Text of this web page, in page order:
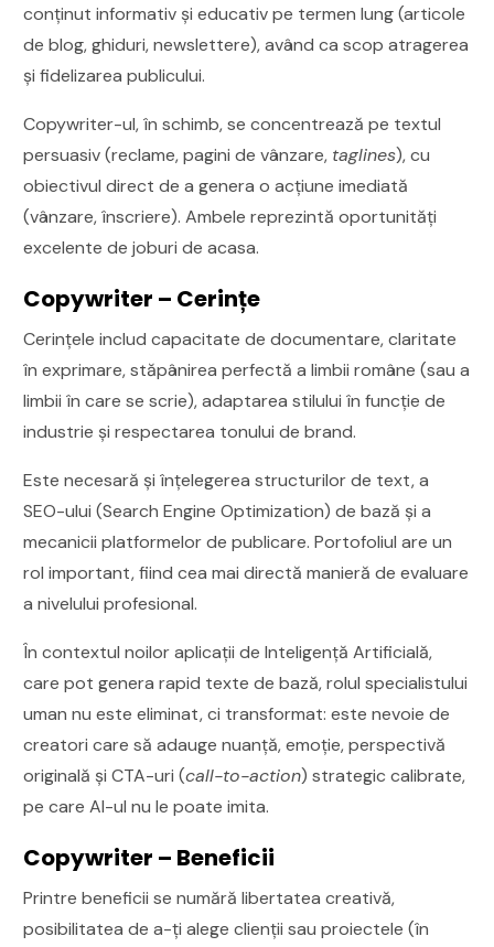
conținut informativ și educativ pe termen lung (articole
de blog, ghiduri, newslettere), având ca scop atragerea
și fidelizarea publicului.
Copywriter-ul, în schimb, se concentrează pe textul
persuasiv (reclame, pagini de vânzare, taglines), cu
obiectivul direct de a genera o acțiune imediată
(vânzare, înscriere). Ambele reprezintă oportunități
excelente de joburi de acasa.
Copywriter – Cerințe
Cerințele includ capacitate de documentare, claritate
în exprimare, stăpânirea perfectă a limbii române (sau a
limbii în care se scrie), adaptarea stilului în funcție de
industrie și respectarea tonului de brand.
Este necesară și înțelegerea structurilor de text, a
SEO-ului (Search Engine Optimization) de bază și a
mecanicii platformelor de publicare. Portofoliul are un
rol important, fiind cea mai directă manieră de evaluare
a nivelului profesional.
În contextul noilor aplicații de Inteligență Artificială,
care pot genera rapid texte de bază, rolul specialistului
uman nu este eliminat, ci transformat: este nevoie de
creatori care să adauge nuanță, emoție, perspectivă
originală și CTA-uri (call-to-action) strategic calibrate,
pe care AI-ul nu le poate imita.
Copywriter – Beneficii
Printre beneficii se numără libertatea creativă,
posibilitatea de a-ți alege clienții sau proiectele (în